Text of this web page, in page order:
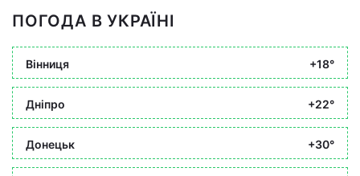
ПОГОДА В УКРАЇНІ
Вінниця +18°
Дніпро +22°
Донецьк +30°